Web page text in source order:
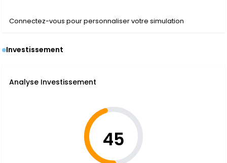
Connectez-vous pour personnaliser votre simulation
Investissement
Analyse Investissement
45